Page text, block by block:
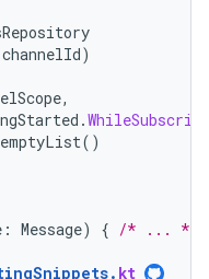
channelId)
,
.
emptyList()
: Message) { /* ... */
. kt